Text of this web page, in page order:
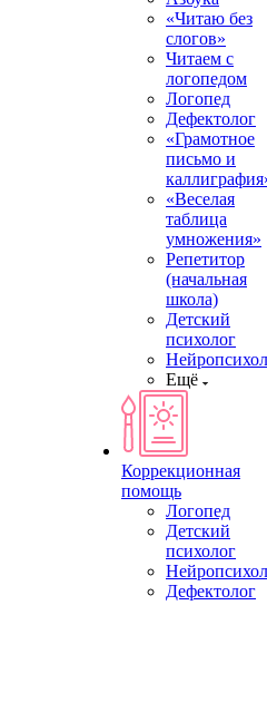
«Читаю без
слогов»
Читаем с
логопедом
Логопед
Дефектолог
«Грамотное
письмо и
«Веселая
таблица
умножения»
Репетитор
(начальная
школа)
Детский
психолог
Ещё
Коррекционная
помощь
Логопед
Детский
психолог
Дефектолог